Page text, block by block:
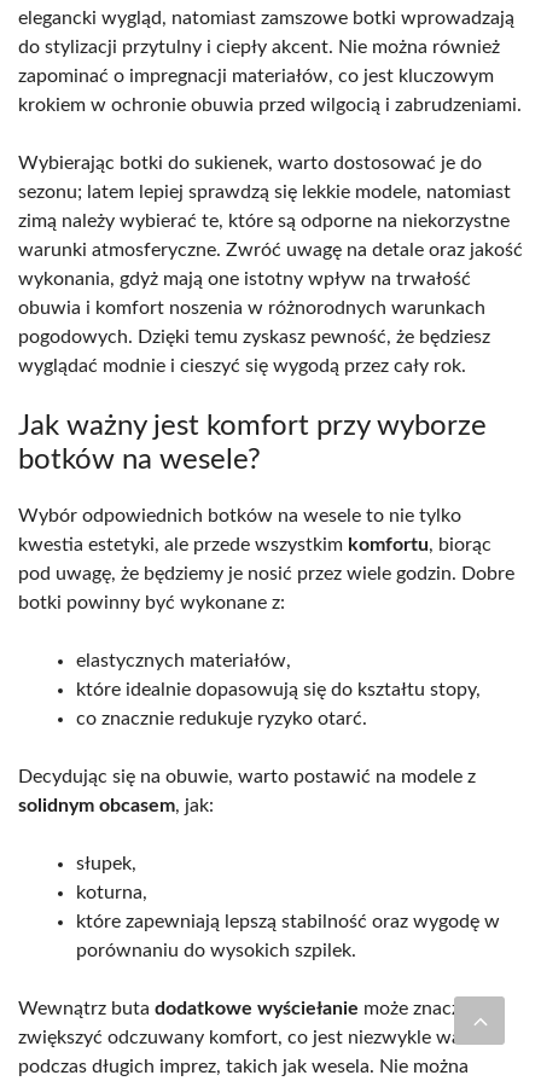
elegancki wygląd, natomiast zamszowe botki wprowadzają
do stylizacji przytulny i ciepły akcent. Nie można również
zapominać o impregnacji materiałów, co jest kluczowym
krokiem w ochronie obuwia przed wilgocią i zabrudzeniami.
Wybierając botki do sukienek, warto dostosować je do
sezonu; latem lepiej sprawdzą się lekkie modele, natomiast
zimą należy wybierać te, które są odporne na niekorzystne
warunki atmosferyczne. Zwróć uwagę na detale oraz jakość
wykonania, gdyż mają one istotny wpływ na trwałość
obuwia i komfort noszenia w różnorodnych warunkach
pogodowych. Dzięki temu zyskasz pewność, że będziesz
wyglądać modnie i cieszyć się wygodą przez cały rok.
Jak ważny jest komfort przy wyborze
botków na wesele?
Wybór odpowiednich botków na wesele to nie tylko
kwestia estetyki, ale przede wszystkim komfortu, biorąc
pod uwagę, że będziemy je nosić przez wiele godzin. Dobre
botki powinny być wykonane z:
elastycznych materiałów,
które idealnie dopasowują się do kształtu stopy,
co znacznie redukuje ryzyko otarć.
Decydując się na obuwie, warto postawić na modele z
solidnym obcasem, jak:
słupek,
koturna,
które zapewniają lepszą stabilność oraz wygodę w
porównaniu do wysokich szpilek.
Wewnątrz buta dodatkowe wyściełanie może znacznie
zwiększyć odczuwany komfort, co jest niezwykle ważne
podczas długich imprez, takich jak wesela. Nie można